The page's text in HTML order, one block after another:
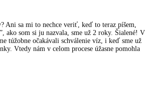
Ani sa mi to nechce veriť, keď to teraz píšem,
ako som si ju nazvala, sme už 2 roky. Šialené! V
túžobne očakávali schválenie víz, i keď sme už
Vtedy nám v celom procese úžasne pomohla